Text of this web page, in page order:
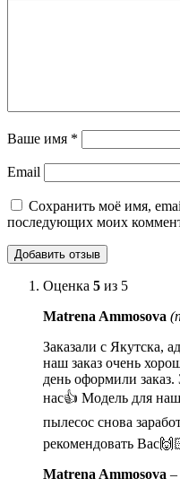
Ваше имя *
Email
Сохранить моё имя,
последующих моих
Оценка 5 из 5
Matrena Ammosova
Заказали с Якутска,
наш заказ очень
день оформили
нас👍 Модель для
пылесос снова
рекомендовать
Matrena Ammosova –